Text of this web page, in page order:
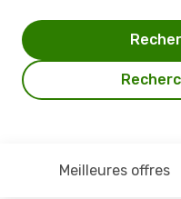
Meilleures offres